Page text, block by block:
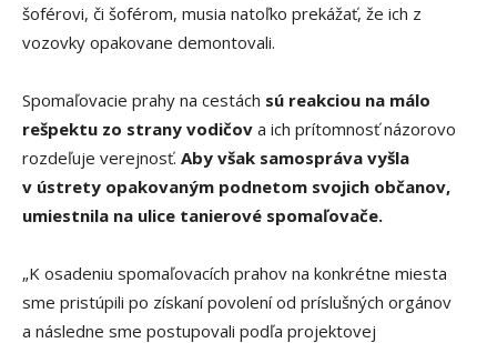
šoférovi, či šoférom, musia natoľko prekážať, že ich z
vozovky opakovane demontovali.
Spomaľovacie prahy na cestách sú reakciou na málo
rešpektu zo strany vodičov a ich prítomnosť názorovo
rozdeľuje verejnosť. Aby však samospráva vyšla
v ústrety opakovaným podnetom svojich občanov,
umiestnila na ulice tanierové spomaľovače.
„K osadeniu spomaľovacích prahov na konkrétne miesta
sme pristúpili po získaní povolení od príslušných orgánov
a následne sme postupovali podľa projektovej